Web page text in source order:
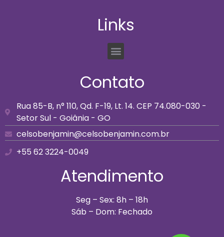
Links
Contato
Rua 85-B, n° 110, Qd. F-19, Lt. 14. CEP 74.080-030 -
Setor Sul - Goiânia - GO
celsobenjamin@celsobenjamin.com.br
+55 62 3224-0049
Atendimento
Seg – Sex: 8h – 18h
Sáb – Dom: Fechado